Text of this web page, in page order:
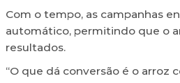
Com o tempo, as campanhas
automático, permitindo que o
resultados.
“O que dá conversão é o arroz